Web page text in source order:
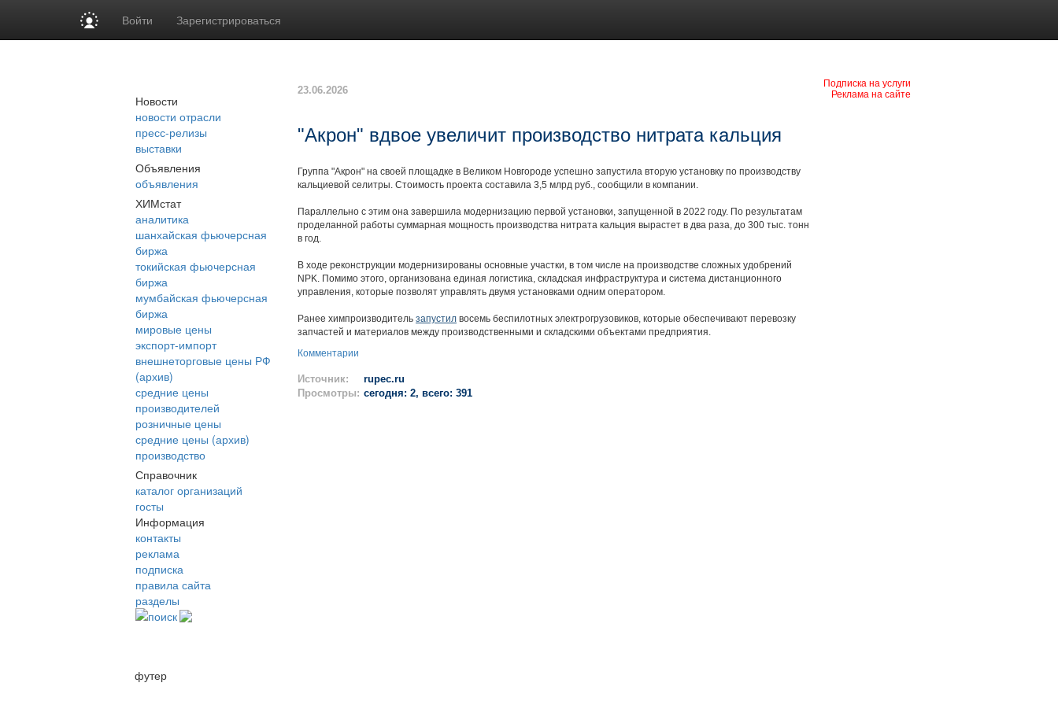
Войти Зарегистрироваться
Новости
новости отрасли
пресс-релизы
выставки
Объявления
объявления
ХИМстат
аналитика
шанхайская фьючерсная
биржа
токийская фьючерсная
биржа
мумбайская фьючерсная
биржа
мировые цены
экспорт-импорт
внешнеторговые цены РФ
(архив)
средние цены
производителей
розничные цены
средние цены (архив)
производство
Справочник
каталог организаций
госты
Информация
контакты
реклама
подписка
правила сайта
разделы
поиск
Подписка на услуги
Реклама на сайте
23.06.2026
"Акрон" вдвое увеличит производство нитрата кальция
Группа "Акрон" на своей площадке в Великом Новгороде успешно запустила вторую установку по производству
кальциевой селитры. Стоимость проекта составила 3,5 млрд руб., сообщили в компании.
Параллельно с этим она завершила модернизацию первой установки, запущенной в 2022 году. По результатам
проделанной работы суммарная мощность производства нитрата кальция вырастет в два раза, до 300 тыс. тонн
в год.
В ходе реконструкции модернизированы основные участки, в том числе на производстве сложных удобрений
NPK. Помимо этого, организована единая логистика, складская инфраструктура и система дистанционного
управления, которые позволят управлять двумя установками одним оператором.
Ранее химпроизводитель запустил восемь беспилотных электрогрузовиков, которые обеспечивают перевозку
запчастей и материалов между производственными и складскими объектами предприятия.
Комментарии
Источник:
rupec.ru
Просмотры: сегодня: 2, всего: 391
футер